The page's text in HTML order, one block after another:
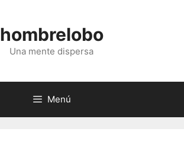
hombrelobo
Una mente dispersa
Menú